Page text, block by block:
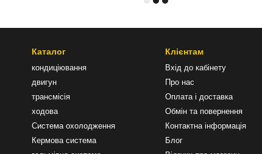
Каталог
кондиціювання
двигун
трансмісія
ходова
Система охолодження
Кермова система
Клієнтам
Вхід до кабінету
Про нас
Оплата і доставка
Обмін та повернення
Контактна інформація
Блог